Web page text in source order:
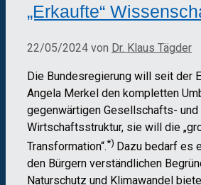
„Erkaufte“
22/05/2024 von Dr. Klaus Tägder
Die Bundesregierung will seit der
Angela Merkel den kompletten
gegenwärtigen Gesellschafts- und
Wirtschaftsstruktur, sie will die
Transformation“.*) Dazu bedarf es
den Bürgern verständlichen
Naturschutz und Klimawandel